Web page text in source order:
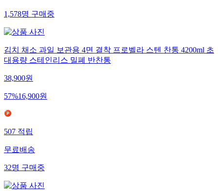
1,578명 구매중
김치 채소 과일 보관용 4면 결착 프로벨라 스텐 찬통 4200ml 초
대용량 스테인리스 밀폐 반찬통
38,900원
57%16,900원
507 적립
무료배송
32명 구매중